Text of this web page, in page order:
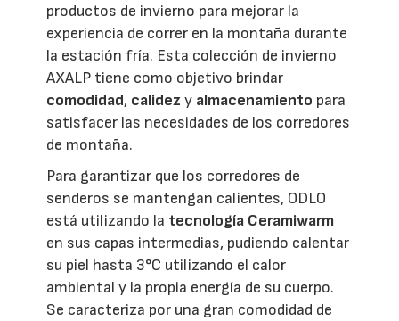
productos de invierno para mejorar la
experiencia de correr en la montaña durante
la estación fría. Esta colección de invierno
AXALP tiene como objetivo brindar
comodidad, calidezy almacenamiento para
satisfacer las necesidades de los corredores
de montaña.
Para garantizar que los corredores de
senderos se mantengan calientes, ODLO
está utilizando la tecnología Ceramiwarm
en sus capas intermedias, pudiendo calentar
su piel hasta 3°C utilizando el calor
ambiental y la propia energía de su cuerpo.
Se caracteriza por una gran comodidad de